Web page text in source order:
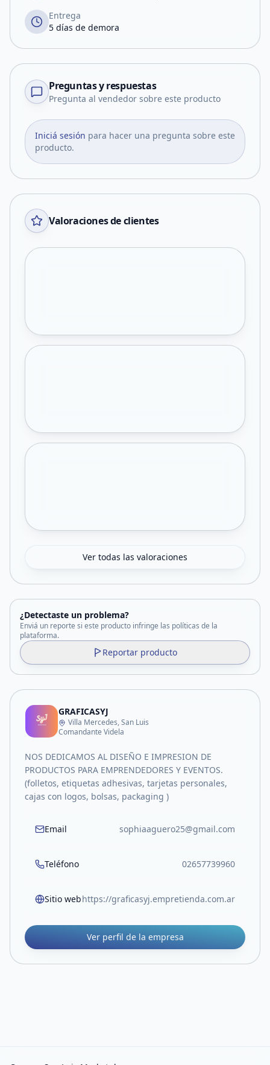
Entrega
5 días de demora
Preguntas y respuestas
Pregunta al vendedor sobre este producto
Iniciá sesión para hacer una pregunta sobre este
producto.
Valoraciones de clientes
Ver todas las valoraciones
¿Detectaste un problema?
Enviá un reporte si este producto infringe las políticas de la
plataforma.
Reportar producto
GRAFICASYJ
Villa Mercedes, San Luis
Comandante Videla
NOS DEDICAMOS AL DISEÑO E IMPRESION DE
PRODUCTOS PARA EMPRENDEDORES Y EVENTOS.
(folletos, etiquetas adhesivas, tarjetas personales,
cajas con logos, bolsas, packaging )
Email sophiaaguero25@gmail.com
Teléfono 02657739960
Sitio webhttps://graficasyj.empretienda.com.ar
Ver perfil de la empresa